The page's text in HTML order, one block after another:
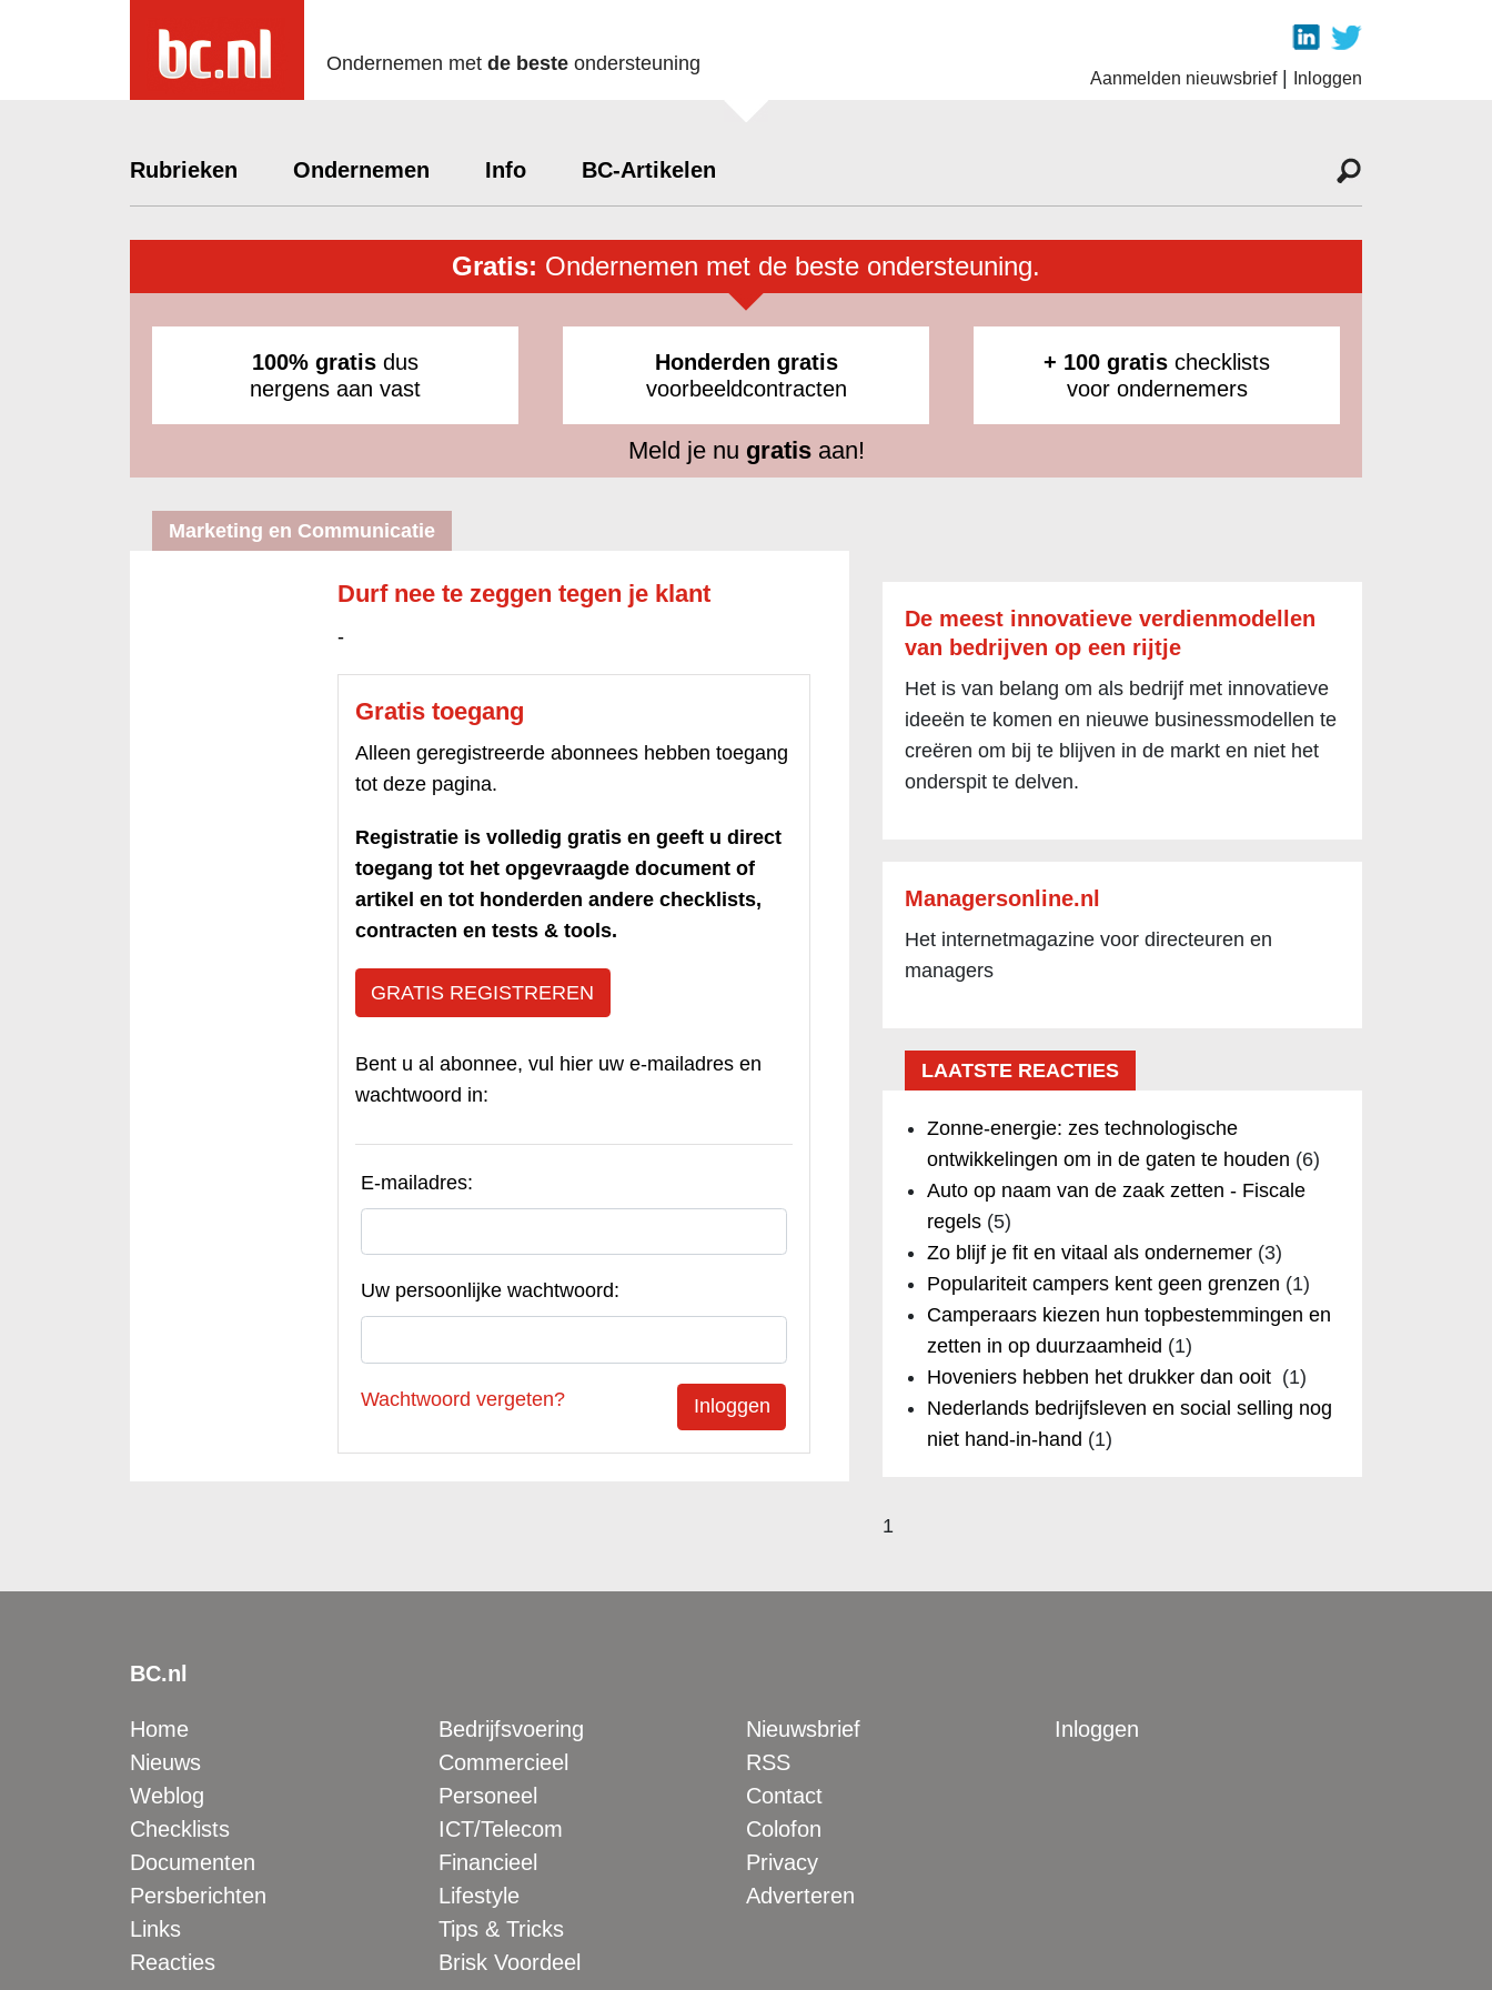
Ondernemen met de beste ondersteuning
Aanmelden nieuwsbrief| Inloggen
Rubrieken Ondernemen Info BC-Artikelen
Gratis: Ondernemen met de beste ondersteuning.
100% gratis dus
nergens aan vast
Honderden gratis
voorbeeldcontracten
+ 100 gratis checklists
voor ondernemers
Meld je nu gratisaan!
Marketing en Communicatie
Durf nee te zeggen tegen je klant
-
Gratis toegang
Alleen geregistreerde abonnees hebben toegang
tot deze pagina.
Registratie is volledig gratis en geeft u direct
toegang tot het opgevraagde document of
artikel en tot honderden andere checklists,
contracten en tests & tools.
GRATIS REGISTREREN
Bent u al abonnee, vul hier uw e-mailadres en
wachtwoord in:
E-mailadres:
Uw persoonlijke wachtwoord:
Wachtwoord vergeten?
De meest innovatieve verdienmodellen
van bedrijven op een rijtje
Het is van belang om als bedrijf met innovatieve
ideeën te komen en nieuwe businessmodellen te
creëren om bij te blijven in de markt en niet het
onderspit te delven.
Managersonline.nl
Het internetmagazine voor directeuren en
managers
LAATSTE REACTIES
Zonne-energie: zes technologische
ontwikkelingen om in de gaten te houden (6)
Auto op naam van de zaak zetten - Fiscale
regels(5)
Zo blijf je fit en vitaal als ondernemer(3)
Populariteit campers kent geen grenzen (1)
Camperaars kiezen hun topbestemmingen en
zetten in op duurzaamheid (1)
Hoveniers hebben het drukker dan ooit (1)
Nederlands bedrijfsleven en social selling nog
niet hand-in-hand (1)
1
BC.nl
Home
Nieuws
Weblog
Checklists
Documenten
Persberichten
Links
Reacties
Bedrijfsvoering
Commercieel
Personeel
ICT/Telecom
Financieel
Lifestyle
Tips & Tricks
Brisk Voordeel
Nieuwsbrief
RSS
Contact
Colofon
Privacy
Adverteren
Inloggen